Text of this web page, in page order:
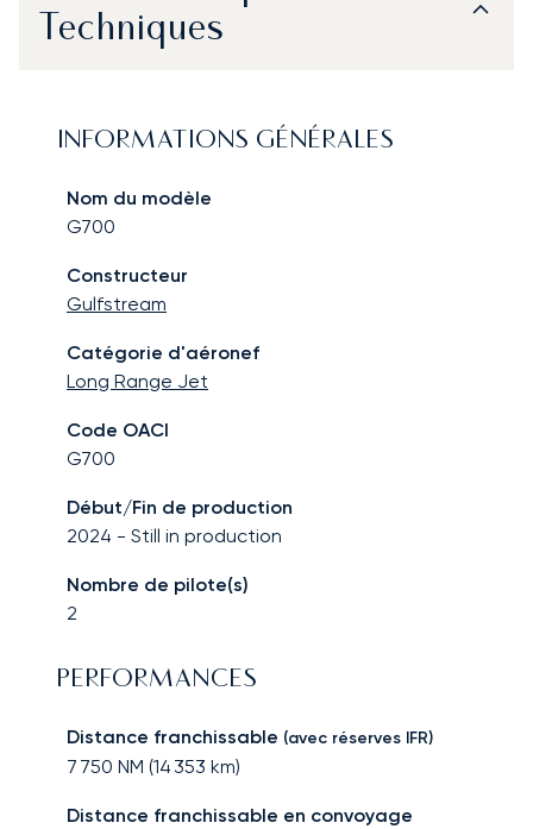
Techniques
INFORMATIONS GÉNÉRALES
Nom du modèle
G700
Constructeur
Gulfstream
Catégorie d'aéronef
Long Range Jet
Code OACI
G700
Début/Fin de production
2024 - Still in production
Nombre de pilote(s)
2
PERFORMANCES
Distance franchissable (avec réserves IFR)
7 750 NM (14 353 km)
Distance franchissable en convoyage